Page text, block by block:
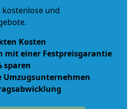
kostenlose und
Kosten
mit einer Festpreisgarantie
sparen
Umzugsunternehmen